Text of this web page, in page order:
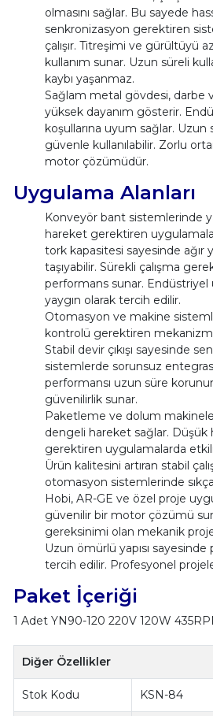
olmasını sağlar. Bu sayede
senkronizasyon gerektiren
çalışır. Titreşimi ve gürültüyü
kullanım sunar. Uzun süreli
kaybı yaşanmaz.
Sağlam metal gövdesi, darbe
yüksek dayanım gösterir.
koşullarına uyum sağlar. Uzun
güvenle kullanılabilir. Zorlu
motor çözümüdür.
Uygulama Alanları
Konveyör bant sistemlerinde
hareket gerektiren
tork kapasitesi sayesinde ağır
taşıyabilir. Sürekli çalışma
performans sunar. Endüstriyel
yaygın olarak tercih edilir.
Otomasyon ve makine
kontrolü gerektiren
Stabil devir çıkışı sayesinde
sistemlerde sorunsuz
performansı uzun süre
güvenilirlik sunar.
Paketleme ve dolum
dengeli hareket sağlar. Düşük
gerektiren uygulamalarda
Ürün kalitesini artıran stabil
otomasyon sistemlerinde sıkça
Hobi, AR-GE ve özel proje
güvenilir bir motor çözümü
gereksinimi olan mekanik
Uzun ömürlü yapısı sayesinde
tercih edilir. Profesyonel
Paket İçeriği
1 Adet YN90-120 220V 120W
Diğer Özellikler
Stok Kodu KSN-84